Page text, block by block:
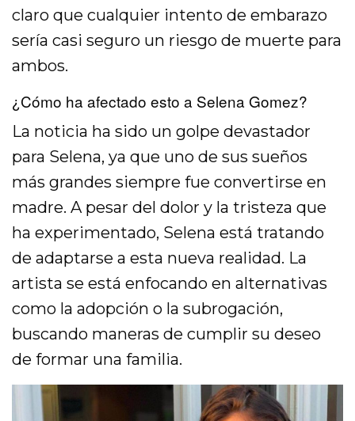
claro que cualquier intento de embarazo
sería casi seguro un riesgo de muerte para
ambos.
¿Cómo ha afectado esto a Selena Gomez?
La noticia ha sido un golpe devastador
para Selena, ya que uno de sus sueños
más grandes siempre fue convertirse en
madre. A pesar del dolor y la tristeza que
ha experimentado, Selena está tratando
de adaptarse a esta nueva realidad. La
artista se está enfocando en alternativas
como la adopción o la subrogación,
buscando maneras de cumplir su deseo
de formar una familia.